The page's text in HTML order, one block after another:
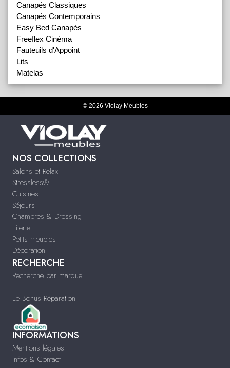
Canapés Classiques
Canapés Contemporains
Easy Bed Canapés
Freeflex Cinéma
Fauteuils d'Appoint
Lits
Matelas
© 2026 Violay Meubles
NOS COLLECTIONS
Salons et Relax
Stressless®
Cuisines
Séjours
Chambres & Dressing
Literie
Petits meubles
Décoration
RECHERCHE
Recherche par marque
Le Bonus Réparation
INFORMATIONS
Mentions légales
Infos & Contact